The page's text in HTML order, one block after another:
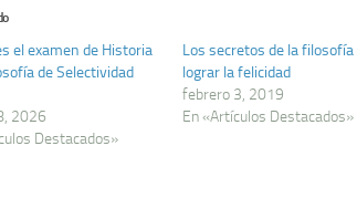
el examen de Historia
de Selectividad
2026
Destacados»
Los secretos de la filosofía
lograr la felicidad
febrero 3, 2019
En «Artículos Destacados»